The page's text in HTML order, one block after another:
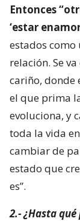
Entonces
‘estar
estados
relación. Se
cariño, donde
el que prima
evoluciona, y
toda la vida
cambiar de
estado que
es”.
2.- ¿Hasta